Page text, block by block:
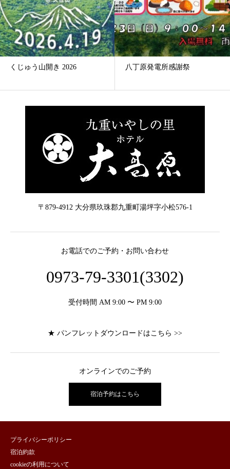
くじゅう山開き 2026 八丁原発電所感謝祭
〒879-4912 大分県玖珠郡九重町湯坪字小松576-1
お電話でのご予約・お問い合わせ
0973-79-3301(3302)
受付時間 AM 9:00 〜 PM 9:00
★ パンフレットダウンロードはこちら >>
オンラインでのご予約
宿泊予約はこちら
プライバシーポリシー
宿泊約款
cookieの利用について